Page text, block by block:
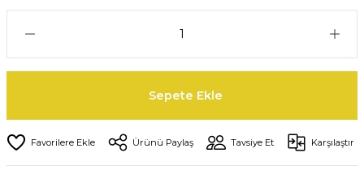
Sepete Ekle
Ürünü Paylaş Tavsiye Et Karşılaştır